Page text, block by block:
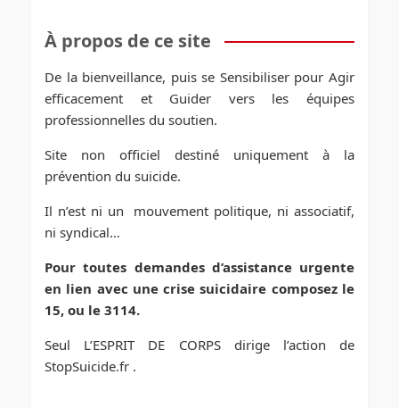
À propos de ce site
De la bienveillance, puis se Sensibiliser pour Agir
efficacement et Guider vers les équipes
professionnelles du soutien.
Site non officiel destiné uniquement à la
prévention du suicide.
Il n’est ni un mouvement politique, ni associatif,
ni syndical…
Pour toutes demandes d’assistance urgente
en lien avec une crise suicidaire composez le
15, ou le 3114.
Seul L’ESPRIT DE CORPS dirige l’action de
StopSuicide.fr .